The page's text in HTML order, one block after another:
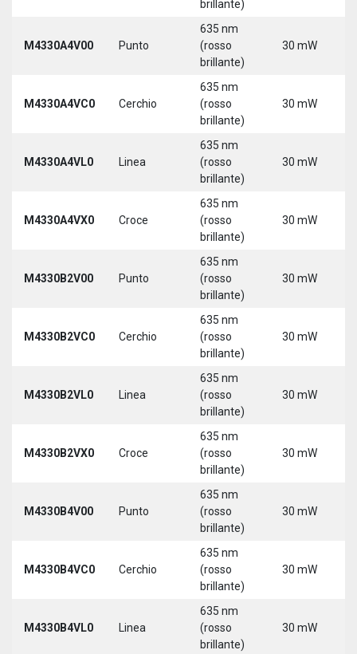
brillante)
M4330A4V00 Punto
635 nm
(rosso
brillante)
30 mW
M4330A4VC0 Cerchio
635 nm
(rosso
brillante)
30 mW
M4330A4VL0 Linea
635 nm
(rosso
brillante)
30 mW
M4330A4VX0 Croce
635 nm
(rosso
brillante)
30 mW
M4330B2V00 Punto
635 nm
(rosso
brillante)
30 mW
M4330B2VC0 Cerchio
635 nm
(rosso
brillante)
30 mW
M4330B2VL0 Linea
635 nm
(rosso
brillante)
30 mW
M4330B2VX0 Croce
635 nm
(rosso
brillante)
30 mW
M4330B4V00 Punto
635 nm
(rosso
brillante)
30 mW
M4330B4VC0 Cerchio
635 nm
(rosso
brillante)
30 mW
M4330B4VL0 Linea
635 nm
(rosso
brillante)
30 mW